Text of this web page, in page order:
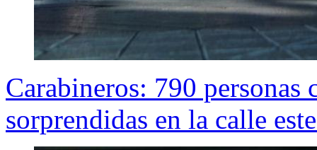
Carabineros: 790
sorprendidas en la calle